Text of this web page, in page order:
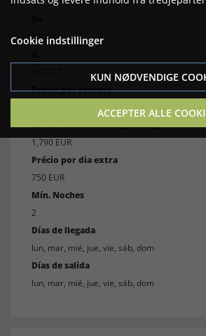
2/1/27
Précio por semana
Précio Fin de Semana (2 noch.)
1,790 EUR
Précio por dia extra
750 EUR
Mín. Noches
2
Días de llegada
lun, mar, mié, jue, vie, sáb, dom
Días de salida
lun, mar, mié, jue, vie, sáb, dom
Cookie indstillinger
KUN NØDVENDIGE
ACCEPTER ALLE